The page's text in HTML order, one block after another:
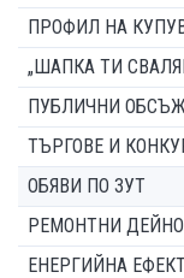
ПРОФИЛ НА
„ШАПКА ТИ
ПУБЛИЧНИ
ТЪРГОВЕ И
ОБЯВИ ПО ЗУТ
РЕМОНТНИ
ЕНЕРГИЙНА